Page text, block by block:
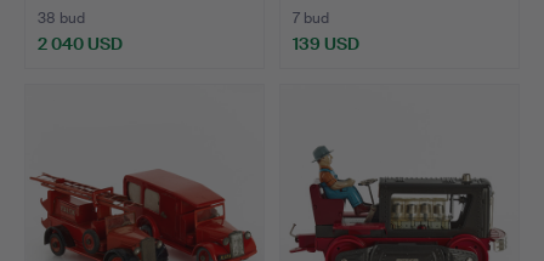
38 bud
2 040 USD
7 bud
139 USD